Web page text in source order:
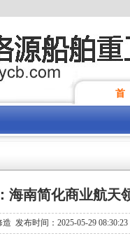
首
海南简化商业航天
发布时间：2025-05-29